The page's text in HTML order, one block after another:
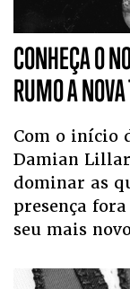
CONHEÇA O
RUMO A
Com o início
Damian
dominar as
presença
seu mais